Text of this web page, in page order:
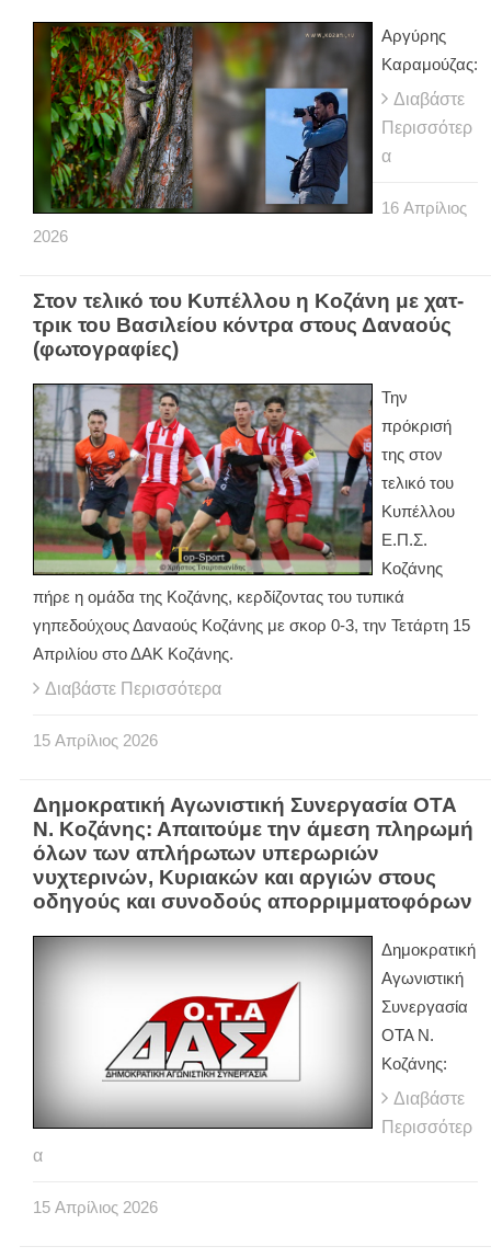
Αργύρης
Καραμούζας:
Διαβάστε
Περισσότερ
α
16 Απρίλιος
2026
Στον τελικό του Κυπέλλου η Κοζάνη με χατ-
τρικ του Βασιλείου κόντρα στους Δαναούς
(φωτογραφίες)
Την
πρόκρισή
της στον
τελικό του
Κυπέλλου
Ε.Π.Σ.
Κοζάνης
πήρε η ομάδα της Κοζάνης, κερδίζοντας του τυπικά
γηπεδούχους Δαναούς Κοζάνης με σκορ 0-3, την Τετάρτη 15
Απριλίου στο ΔΑΚ Κοζάνης.
Διαβάστε Περισσότερα
15 Απρίλιος 2026
Δημοκρατική Αγωνιστική Συνεργασία ΟΤΑ
Ν. Κοζάνης: Απαιτούμε την άμεση πληρωμή
όλων των απλήρωτων υπερωριών
νυχτερινών, Κυριακών και αργιών στους
οδηγούς και συνοδούς απορριμματοφόρων
Δημοκρατική
Αγωνιστική
Συνεργασία
ΟΤΑ Ν.
Κοζάνης:
Διαβάστε
Περισσότερ
α
15 Απρίλιος 2026